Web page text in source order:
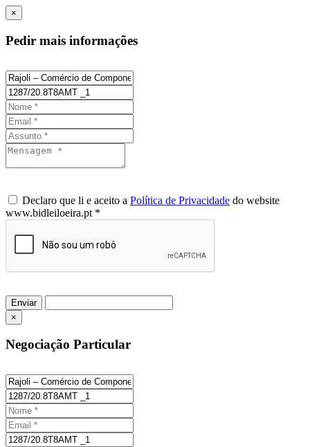
×
Pedir mais informações
Declaro que li e aceito a Política de Privacidade do website
www.bidleiloeira.pt *
Enviar
×
Negociação Particular